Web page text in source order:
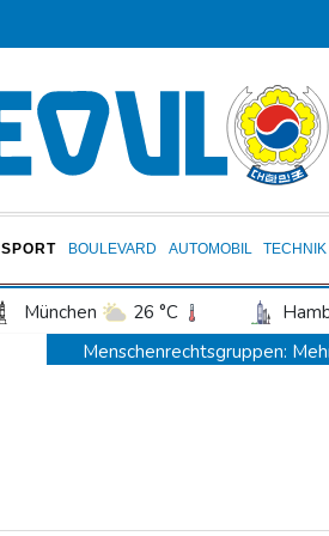
SPORT BOULEVARD AUTOMOBIL TECHNIK
München 26 °C
Potsdam 20 °C
Menschenrechtsgruppen:
US-Senat stimmt für
US-Gericht setzt Bau von
Direkt-ICE Berlin-Paris